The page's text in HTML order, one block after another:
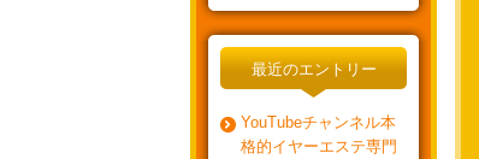
最近のエントリー
YouTubeチャンネル本
格的イヤーエステ専門